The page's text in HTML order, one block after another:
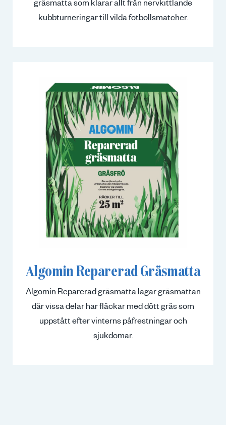
gräsmatta som klarar allt från nervkittlande
kubbturneringar till vilda fotbollsmatcher.
Algomin Reparerad Gräsmatta
Algomin Reparerad gräsmatta lagar gräsmattan
där vissa delar har fläckar med dött gräs som
uppstått efter vinterns påfrestningar och
sjukdomar.